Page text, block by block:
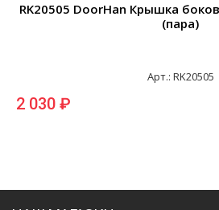
RK20505 DoorHan Крышка
(пара)
Арт.: RK20505
2 030 ₽